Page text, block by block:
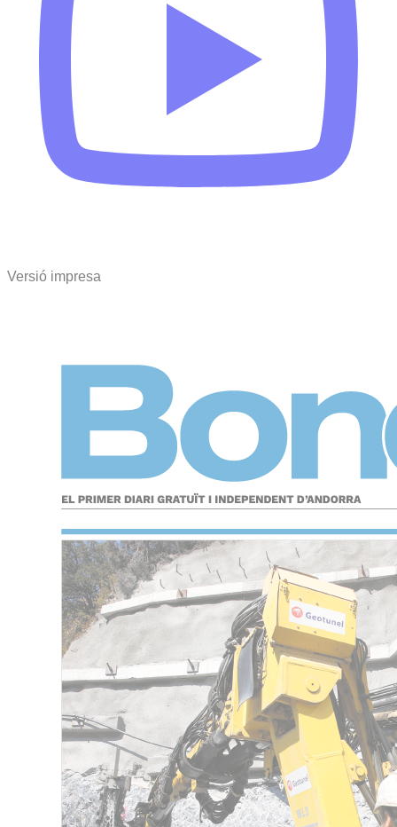
Versió impresa